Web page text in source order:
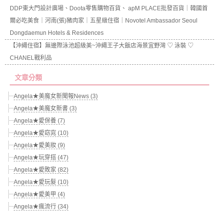
DDP東大門設計廣場、Doota零售購物百貨、 apM PLACE批發百貨｜韓國首
爾必吃美食｜河南(張)豬肉家｜五星級住宿｜Novotel Ambassador Seoul
Dongdaemun Hotels & Residences
【沖繩住宿】無邊際泳池超級美~沖繩王子大飯店海景宜野灣 ♡ 泳裝 ♡
CHANEL戰利品
文章分類
Angela★美魔女新聞報News (3)
Angela★美魔女新書 (3)
Angela★愛保養 (7)
Angela★愛窈窕 (10)
Angela★愛美妝 (9)
Angela★玩穿搭 (47)
Angela★愛敗家 (82)
Angela★愛玩髮 (10)
Angela★愛美甲 (4)
Angela★瘋流行 (34)